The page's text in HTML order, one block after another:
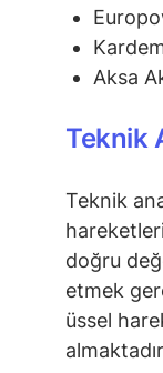
Aksa
Teknik
Teknik
doğru
etmek
üssel